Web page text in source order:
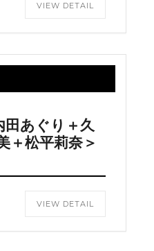
VIEW DETAIL
あぐり＋久
＋松平莉奈＞
VIEW DETAIL